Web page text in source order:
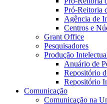
Pró-Reitoria
Agência de
Centros e
Grant Office
Pesquisadores
Produção
Anuário de
Repositório
Repositório
Comunicação
Comunicação na